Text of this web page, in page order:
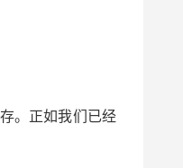
。正如我们已经